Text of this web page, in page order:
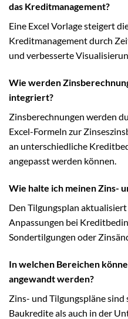
das Kreditmanagement?
Eine Excel Vorlage steigert
Kreditmanagement durch
und verbesserte
Wie werden
integriert?
Zinsberechnungen werden
Excel-Formeln zur
an unterschiedliche
angepasst werden können.
Wie halte ich meinen Zins-
Den Tilgungsplan
Anpassungen bei
Sondertilgungen oder
In welchen Bereichen
angewandt werden?
Zins- und Tilgungspläne
Baukredite als auch in der